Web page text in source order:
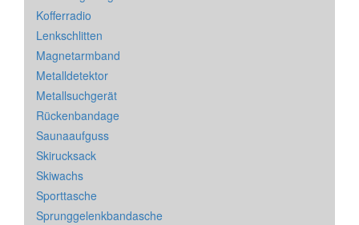
Kofferradio
Lenkschlitten
Magnetarmband
Metalldetektor
Metallsuchgerät
Rückenbandage
Saunaaufguss
Skirucksack
Skiwachs
Sporttasche
Sprunggelenkbandasche